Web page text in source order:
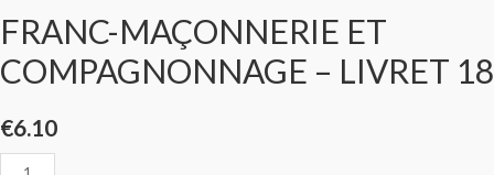
FRANC-MAÇONNERIE ET
COMPAGNONNAGE – LIVRET 18
€6.10